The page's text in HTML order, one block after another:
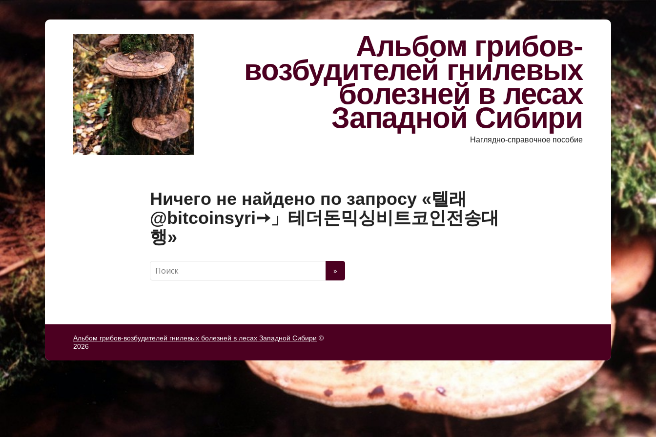
Альбом грибов-
возбудителей гнилевых
болезней в лесах
Западной Сибири
Наглядно-справочное пособие
Ничего не найдено по запросу «텔래
@bitcoinsyri➙」테더돈믹싱비트코인전송대
행»
Альбом грибов-возбудителей гнилевых болезней в лесах Западной Сибири ©
2026